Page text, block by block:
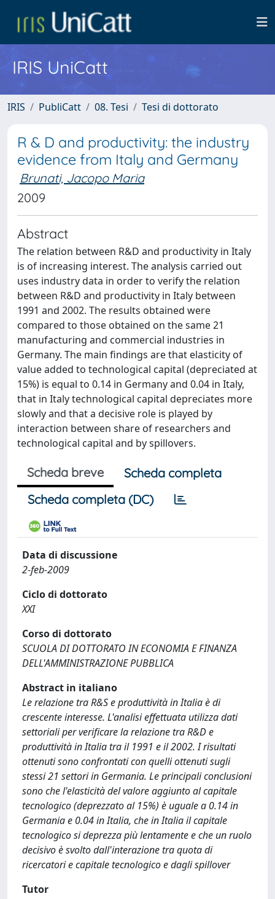
IRIS UniCatt
IRIS PubliCatt 08. Tesi Tesi di dottorato
R & D and productivity: the industry
evidence from Italy and Germany
Brunati, Jacopo Maria
2009
Abstract
The relation between R&D and productivity in Italy
is of increasing interest. The analysis carried out
uses industry data in order to verify the relation
between R&D and productivity in Italy between
1991 and 2002. The results obtained were
compared to those obtained on the same 21
manufacturing and commercial industries in
Germany. The main findings are that elasticity of
value added to technological capital (depreciated at
15%) is equal to 0.14 in Germany and 0.04 in Italy,
that in Italy technological capital depreciates more
slowly and that a decisive role is played by
interaction between share of researchers and
technological capital and by spillovers.
Scheda breve
Scheda completa
Scheda completa (DC)
Data di discussione
2-feb-2009
Ciclo di dottorato
XXI
Corso di dottorato
SCUOLA DI DOTTORATO IN ECONOMIA E FINANZA
DELL'AMMINISTRAZIONE PUBBLICA
Abstract in italiano
Le relazione tra R&S e produttività in Italia è di
crescente interesse. L'analisi effettuata utilizza dati
settoriali per verificare la relazione tra R&D e
produttività in Italia tra il 1991 e il 2002. I risultati
ottenuti sono confrontati con quelli ottenuti sugli
stessi 21 settori in Germania. Le principali conclusioni
sono che l'elasticità del valore aggiunto al capitale
tecnologico (deprezzato al 15%) è uguale a 0.14 in
Germania e 0.04 in Italia, che in Italia il capitale
tecnologico si deprezza più lentamente e che un ruolo
decisivo è svolto dall'interazione tra quota di
ricercatori e capitale tecnologico e dagli spillover
Tutor